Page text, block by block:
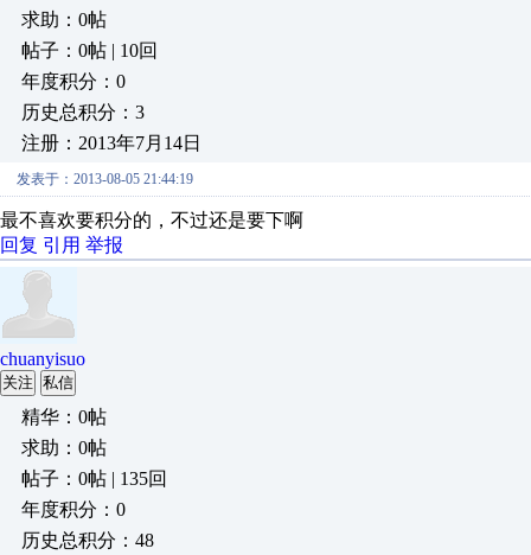
求助：0帖
帖子：0帖 | 10回
年度积分：0
历史总积分：3
注册：2013年7月14日
发表于：2013-08-05 21:44:19
最不喜欢要积分的，不过还是要下啊
回复 引用 举报
chuanyisuo
关注 私信
精华：0帖
求助：0帖
帖子：0帖 | 135回
年度积分：0
历史总积分：48